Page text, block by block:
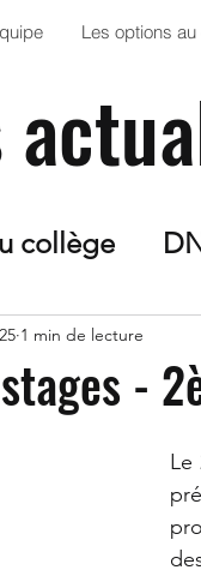
Les options
collège
Art
Club Jardin
-
1 min de lecture
Le